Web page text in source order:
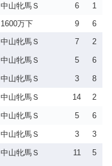
中山牝馬Ｓ 6
1
1600万下 9 6
中山牝馬Ｓ 7 2
中山牝馬Ｓ 5 6
中山牝馬Ｓ 3 8
中山牝馬Ｓ 14 2
中山牝馬Ｓ 5 6
中山牝馬Ｓ 3 3
中山牝馬Ｓ 11 5